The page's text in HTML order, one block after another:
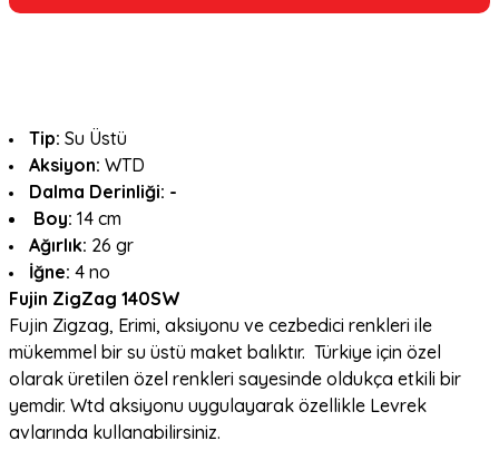
Tip: Su Üstü
Aksiyon: WTD
Dalma Derinliği: -
Boy: 14 cm
Ağırlık: 26 gr
İğne: 4 no
Fujin ZigZag 140SW
Fujin Zigzag, Erimi, aksiyonu ve cezbedici renkleri ile
mükemmel bir su üstü maket balıktır. Türkiye için özel
olarak üretilen özel renkleri sayesinde oldukça etkili bir
yemdir. Wtd aksiyonu uygulayarak özellikle Levrek
avlarında kullanabilirsiniz.